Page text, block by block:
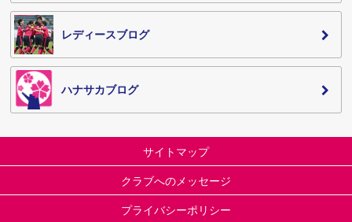
レディースブログ
ハナサカブログ
サイトマップ
クラブへのメッセージ
プライバシーポリシー